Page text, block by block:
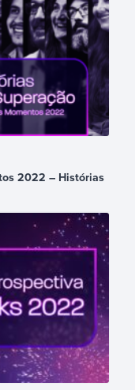
2022 – Histórias